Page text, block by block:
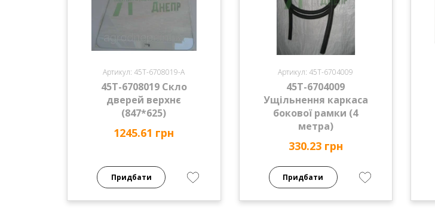
Артикул: 45Т-6708019-А
45Т-6708019 Скло
дверей верхнє
(847*625)
1245.61 грн
Придбати
Артикул: 45Т-6704009
45Т-6704009
Ущільнення каркаса
бокової рамки (4
метра)
330.23 грн
Придбати